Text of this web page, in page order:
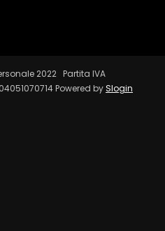
2022 Partita IVA
Powered bySlogin